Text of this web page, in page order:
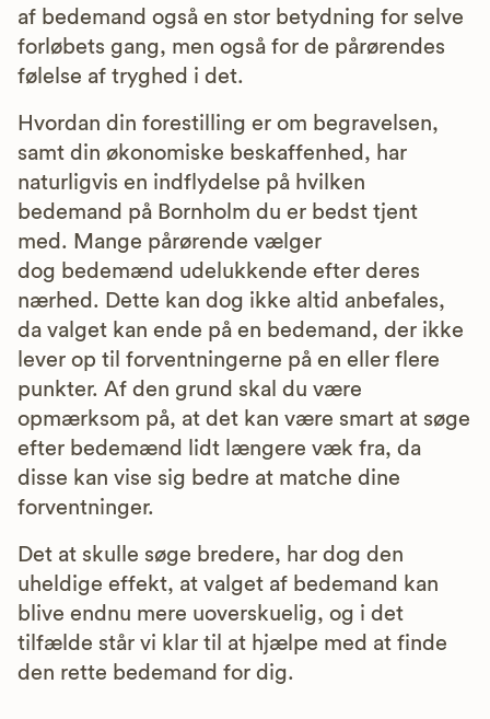
af bedemand også en stor betydning for selve
forløbets gang, men også for de pårørendes
følelse af tryghed i det.
Hvordan din forestilling er om begravelsen,
samt din økonomiske beskaffenhed, har
naturligvis en indflydelse på hvilken
bedemand på Bornholm du er bedst tjent
med. Mange pårørende vælger
dog bedemænd udelukkende efter deres
nærhed. Dette kan dog ikke altid anbefales,
da valget kan ende på en bedemand, der ikke
lever op til forventningerne på en eller flere
punkter. Af den grund skal du være
opmærksom på, at det kan være smart at søge
efter bedemænd lidt længere væk fra, da
disse kan vise sig bedre at matche dine
forventninger.
Det at skulle søge bredere, har dog den
uheldige effekt, at valget af bedemand kan
blive endnu mere uoverskuelig, og i det
tilfælde står vi klar til at hjælpe med at finde
den rette bedemand for dig.